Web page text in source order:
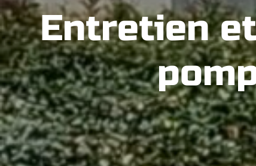
Entretien